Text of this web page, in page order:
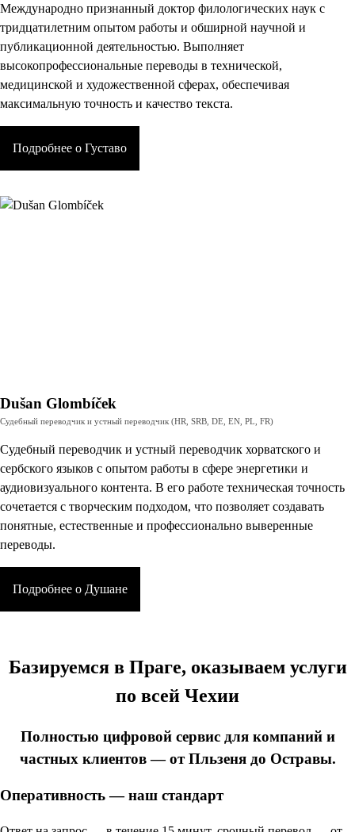
Международно признанный доктор филологических наук с
тридцатилетним опытом работы и обширной научной и
публикационной деятельностью. Выполняет
высокопрофессиональные переводы в технической,
медицинской и художественной сферах, обеспечивая
максимальную точность и качество текста.
Подробнее о Густаво
Dušan Glombíček
Судебный переводчик и устный переводчик (HR, SRB, DE, EN, PL, FR)
Судебный переводчик и устный переводчик хорватского и
сербского языков с опытом работы в сфере энергетики и
аудиовизуального контента. В его работе техническая точность
сочетается с творческим подходом, что позволяет создавать
понятные, естественные и профессионально выверенные
переводы.
Подробнее о Душане
Базируемся в Праге, оказываем услуги
по всей Чехии
Полностью цифровой сервис для компаний и
частных клиентов — от Пльзеня до Остравы.
Оперативность — наш стандарт